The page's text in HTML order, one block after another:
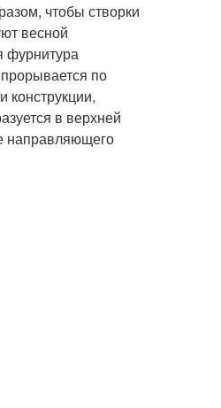
чтобы створки
весной
фурнитура
по
конструкции,
в верхней
направляющего